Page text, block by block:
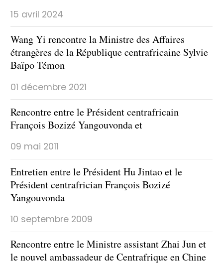
15 avril 2024
Wang Yi rencontre la Ministre des Affaires
étrangères de la République centrafricaine Sylvie
Baïpo Témon
01 décembre 2021
Rencontre entre le Président centrafricain
François Bozizé Yangouvonda et
09 mai 2011
Entretien entre le Président Hu Jintao et le
Président centrafrician François Bozizé
Yangouvonda
10 septembre 2009
Rencontre entre le Ministre assistant Zhai Jun et
le nouvel ambassadeur de Centrafrique en Chine